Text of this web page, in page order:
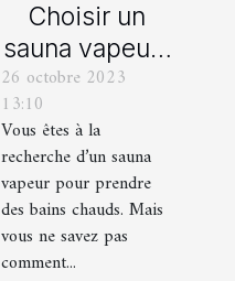
Choisir un
sauna vapeur :
comment s’y
prendre ?
26 octobre 2023
13:10
Vous êtes à la
recherche d’un sauna
vapeur pour prendre
des bains chauds. Mais
vous ne savez pas
comment...